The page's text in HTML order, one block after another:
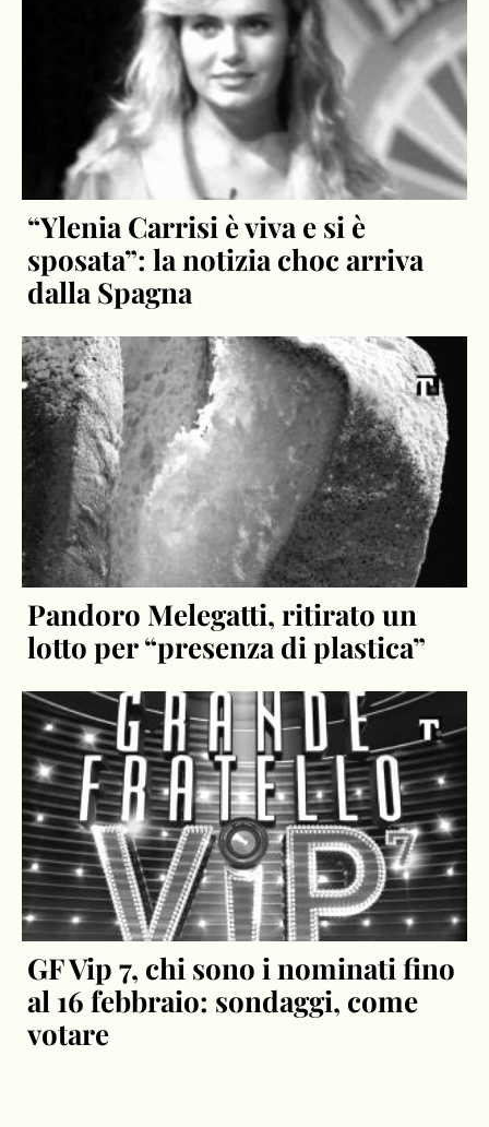
“Ylenia Carrisi è viva e si è
sposata”: la notizia choc arriva
dalla Spagna
Pandoro Melegatti, ritirato un
lotto per “presenza di plastica”
GF Vip 7, chi sono i nominati fino
al 16 febbraio: sondaggi, come
votare